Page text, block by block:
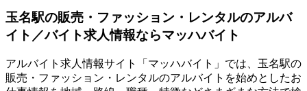
玉名駅の販売・ファッション・レンタルのアルバ
イト／バイト求人情報ならマッハバイト
アルバイト求人情報サイト「マッハバイト」では、玉名駅の
販売・ファッション・レンタルのアルバイトを始めとしたお